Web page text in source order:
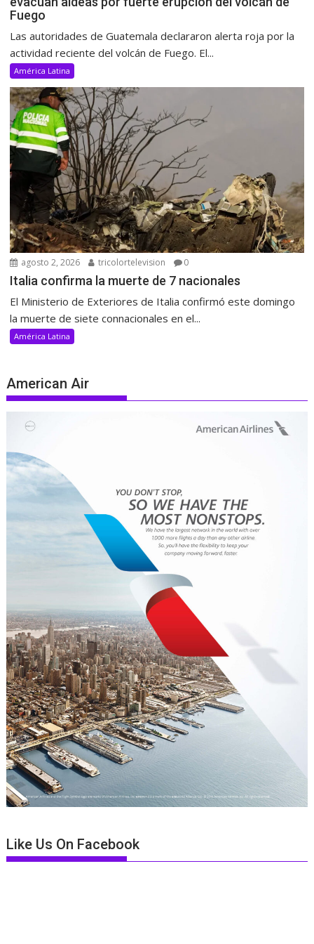
Fuego
Las autoridades de Guatemala declararon alerta roja por la
actividad reciente del volcán de Fuego. El...
América Latina
agosto 2, 2026 tricolortelevision 0
Italia confirma la muerte de 7 nacionales
El Ministerio de Exteriores de Italia confirmó este domingo
la muerte de siete connacionales en el...
América Latina
American Air
Like Us On Facebook